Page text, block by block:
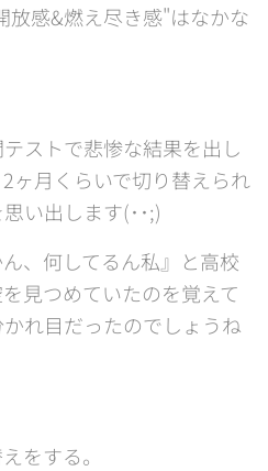
放感&燃え尽き感"はなかな
ストで悲惨な結果を出し
ヶ月くらいで切り替えられ
い出します(･･;)
、何してるん私』と高校
見つめていたのを覚えて
れ目だったのでしょうね
をする。